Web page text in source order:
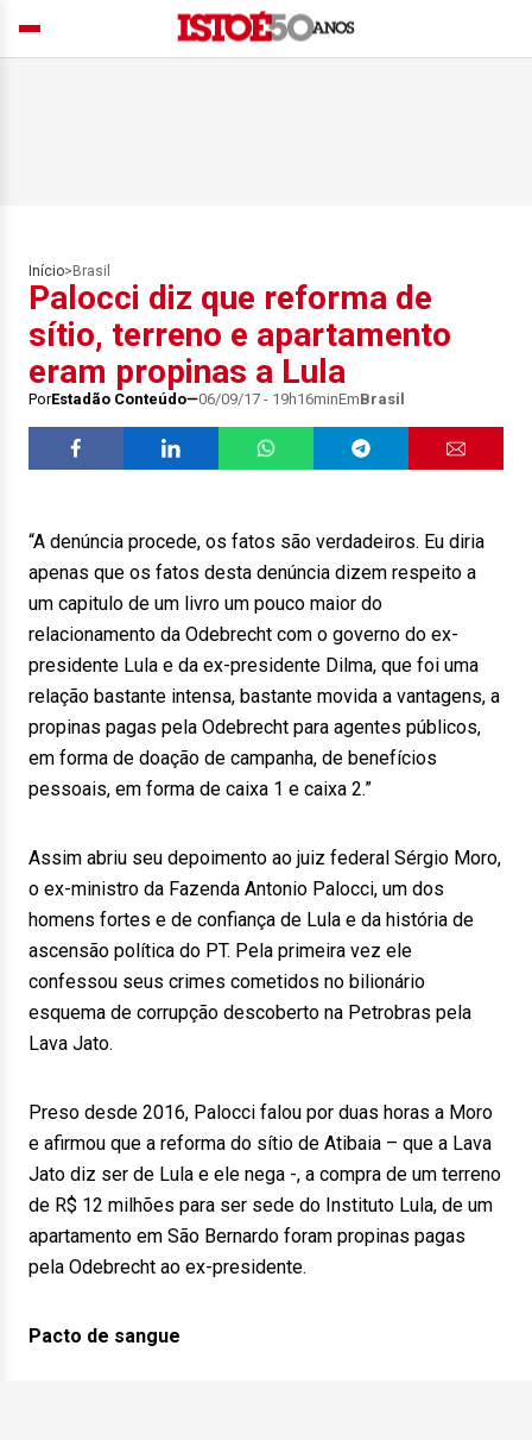
Início> Brasil
Palocci diz que reforma de
sítio, terreno e apartamento
eram propinas a Lula
PorEstadão Conteúdo 06/09/17 - 19h16minEmBrasil
“A denúncia procede, os fatos são verdadeiros. Eu diria
apenas que os fatos desta denúncia dizem respeito a
um capitulo de um livro um pouco maior do
relacionamento da Odebrecht com o governo do ex-
presidente Lula e da ex-presidente Dilma, que foi uma
relação bastante intensa, bastante movida a vantagens, a
propinas pagas pela Odebrecht para agentes públicos,
em forma de doação de campanha, de benefícios
pessoais, em forma de caixa 1 e caixa 2.”
Assim abriu seu depoimento ao juiz federal Sérgio Moro,
o ex-ministro da Fazenda Antonio Palocci, um dos
homens fortes e de confiança de Lula e da história de
ascensão política do PT. Pela primeira vez ele
confessou seus crimes cometidos no bilionário
esquema de corrupção descoberto na Petrobras pela
Lava Jato.
Preso desde 2016, Palocci falou por duas horas a Moro
e afirmou que a reforma do sítio de Atibaia – que a Lava
Jato diz ser de Lula e ele nega -, a compra de um terreno
de R$ 12 milhões para ser sede do Instituto Lula, de um
apartamento em São Bernardo foram propinas pagas
pela Odebrecht ao ex-presidente.
Pacto de sangue